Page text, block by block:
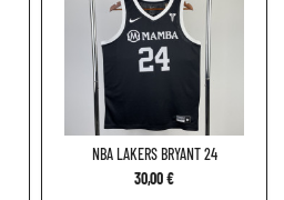
NBA LAKERS BRYANT 24
30,00 €